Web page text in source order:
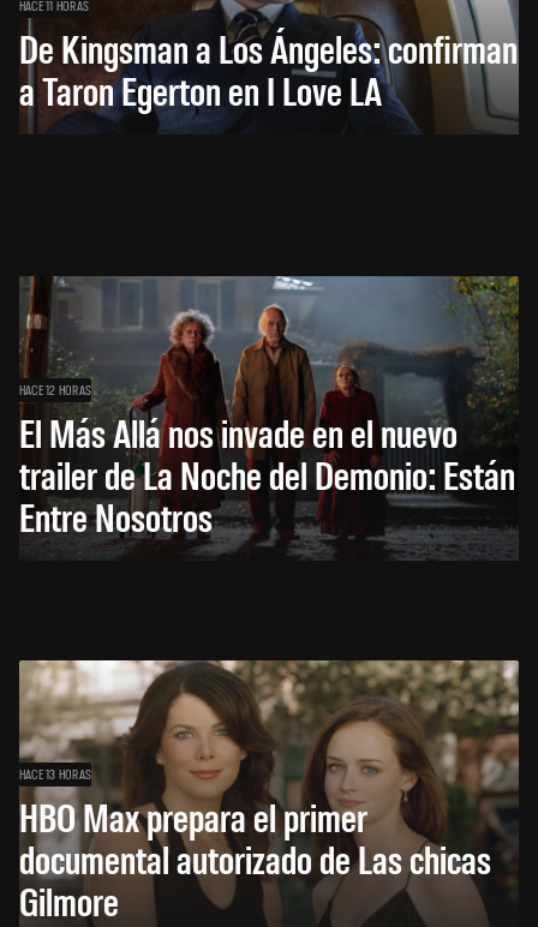
HACE 11 HORAS
De Kingsman a Los Ángeles: confirman
a Taron Egerton en I Love LA
HACE 12 HORAS
El Más Allá nos invade en el nuevo
trailer de La Noche del Demonio: Están
Entre Nosotros
HACE 13 HORAS
HBO Max prepara el primer
documental autorizado de Las chicas
Gilmore